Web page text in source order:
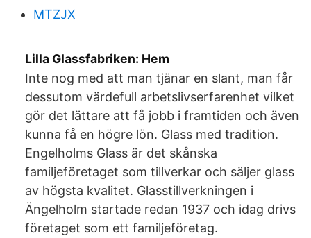
MTZJX
Lilla Glassfabriken: Hem
Inte nog med att man tjänar en slant, man får
dessutom värdefull arbetslivserfarenhet vilket
gör det lättare att få jobb i framtiden och även
kunna få en högre lön. Glass med tradition.
Engelholms Glass är det skånska
familjeföretaget som tillverkar och säljer glass
av högsta kvalitet. Glasstillverkningen i
Ängelholm startade redan 1937 och idag drivs
företaget som ett familjeföretag.